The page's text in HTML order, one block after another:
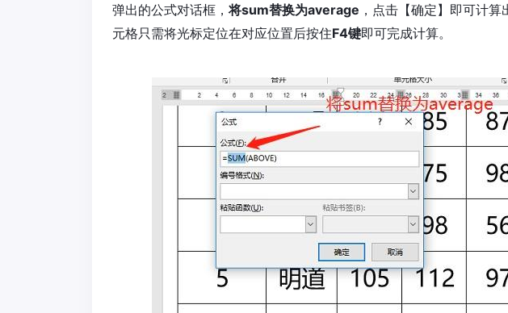
弹出的公式对话框，将sum替换为average ，点击【确定】即可计算
元格只需将光标定位在对应位置后按住F4键即可完成计算。